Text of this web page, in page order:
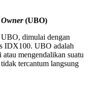
(UBO)
dimulai dengan
IDX100. UBO adalah
mengendalikan suatu
tercantum langsung